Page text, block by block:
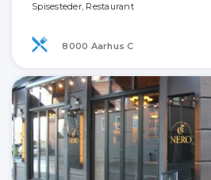
Spisesteder, Restaurant
8000 Aarhus C